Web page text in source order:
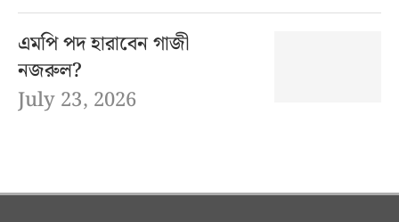
এমপি পদ হারাবেন গাজী
নজরুল?
July 23, 2026